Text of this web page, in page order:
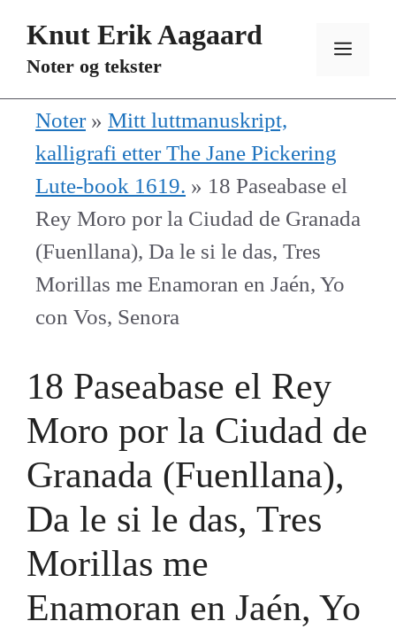
Knut Erik Aagaard
Noter og tekster
Noter» Mitt luttmanuskript,
kalligrafi etter The Jane Pickering
Lute-book 1619. » 18 Paseabase el
Rey Moro por la Ciudad de Granada
(Fuenllana), Da le si le das, Tres
Morillas me Enamoran en Jaén, Yo
con Vos, Senora
18 Paseabase el Rey
Moro por la Ciudad de
Granada (Fuenllana),
Da le si le das, Tres
Morillas me
Enamoran en Jaén, Yo